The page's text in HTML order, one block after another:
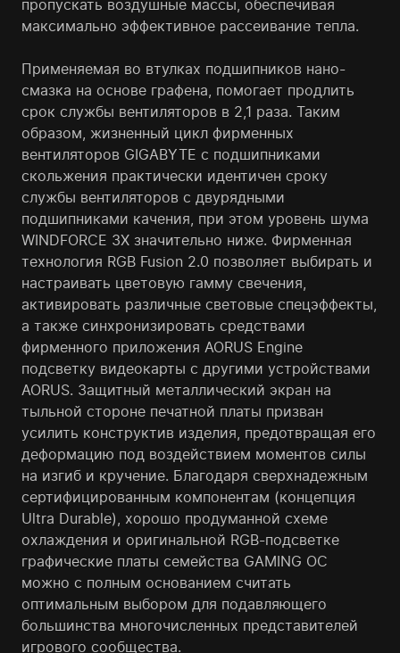
пропускать воздушные массы, обеспечивая
максимально эффективное рассеивание тепла.
Применяемая во втулках подшипников нано-
смазка на основе графена, помогает продлить
срок службы вентиляторов в 2,1 раза. Таким
образом, жизненный цикл фирменных
вентиляторов GIGABYTE с подшипниками
скольжения практически идентичен сроку
службы вентиляторов с двурядными
подшипниками качения, при этом уровень шума
WINDFORCE 3X значительно ниже. Фирменная
технология RGB Fusion 2.0 позволяет выбирать и
настраивать цветовую гамму свечения,
активировать различные световые спецэффекты,
а также синхронизировать средствами
фирменного приложения AORUS Engine
подсветку видеокарты с другими устройствами
AORUS. Защитный металлический экран на
тыльной стороне печатной платы призван
усилить конструктив изделия, предотвращая его
деформацию под воздействием моментов силы
на изгиб и кручение. Благодаря сверхнадежным
сертифицированным компонентам (концепция
Ultra Durable), хорошо продуманной схеме
охлаждения и оригинальной RGB-подсветке
графические платы семейства GAMING OC
можно с полным основанием считать
оптимальным выбором для подавляющего
большинства многочисленных представителей
игрового сообщества.